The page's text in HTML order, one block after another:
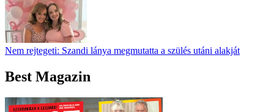
Nem rejtegeti: Szandi lánya megmutatta a szülés utáni alakját
Best Magazin